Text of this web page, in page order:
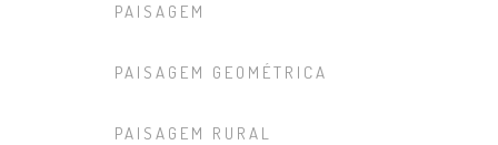
PAISAGEM
PAISAGEM GEOMÉTRICA
PAISAGEM RURAL